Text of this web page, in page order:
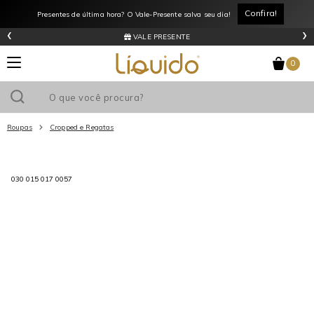
Presentes de última hora? O Vale-Presente salva seu dia! Confira!
VALE PRESENTE
‹ ›
0
Roupas Cropped e Regatas
030 015 017 0057